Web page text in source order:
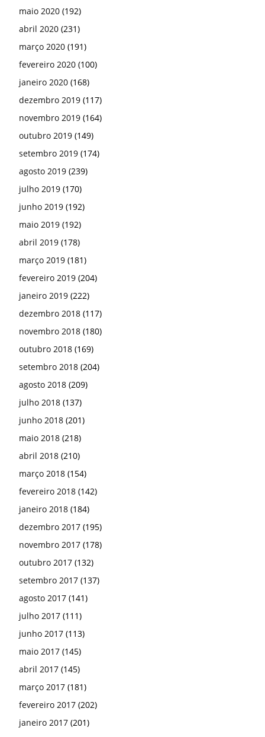
maio 2020 (192)
abril 2020 (231)
março 2020 (191)
fevereiro 2020 (100)
janeiro 2020 (168)
dezembro 2019 (117)
novembro 2019 (164)
outubro 2019 (149)
setembro 2019 (174)
agosto 2019 (239)
julho 2019 (170)
junho 2019 (192)
maio 2019 (192)
abril 2019 (178)
março 2019 (181)
fevereiro 2019 (204)
janeiro 2019 (222)
dezembro 2018 (117)
novembro 2018 (180)
outubro 2018 (169)
setembro 2018 (204)
agosto 2018 (209)
julho 2018 (137)
junho 2018 (201)
maio 2018 (218)
abril 2018 (210)
março 2018 (154)
fevereiro 2018 (142)
janeiro 2018 (184)
dezembro 2017 (195)
novembro 2017 (178)
outubro 2017 (132)
setembro 2017 (137)
agosto 2017 (141)
julho 2017 (111)
junho 2017 (113)
maio 2017 (145)
abril 2017 (145)
março 2017 (181)
fevereiro 2017 (202)
janeiro 2017 (201)